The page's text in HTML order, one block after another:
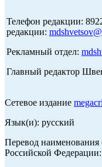
Телефон редакции:
редакции:
Рекламный отдел:
Главный редактор
Сетевое издание
Язык(и): русский
Перевод наименования
Российской